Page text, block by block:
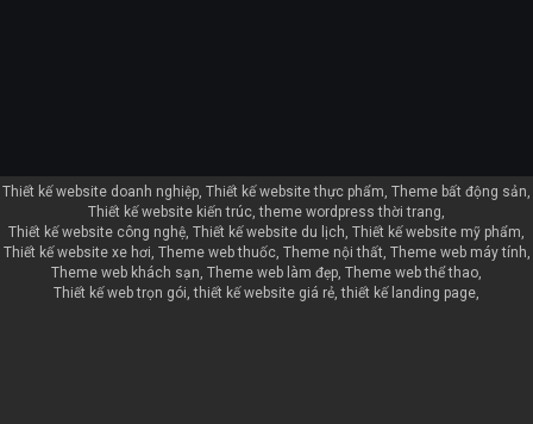
Thiết kế website doanh nghiệp Thiết kế website thực phẩm Theme bất động sản
Thiết kế website kiến trúc theme wordpress thời trang
Thiết kế website công nghệ Thiết kế website du lịch Thiết kế website mỹ phẩm
Thiết kế website xe hơi Theme web thuốc Theme nội thất Theme web máy tính
Theme web khách sạn Theme web làm đẹp Theme web thể thao
Thiết kế web trọn gói thiết kế website giá rẻ thiết kế landing page